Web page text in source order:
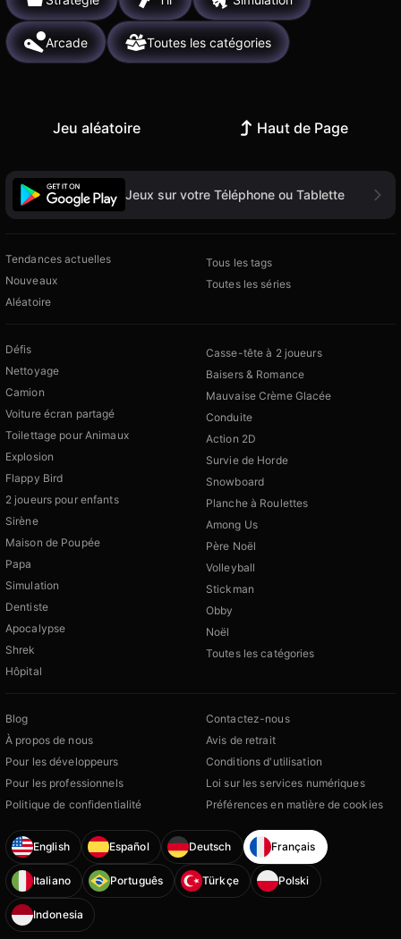
Arcade Toutes les catégories
Jeu aléatoire Haut de Page
Jeux sur votre Téléphone ou Tablette
Tendances actuelles
Nouveaux
Aléatoire
Tous les tags
Toutes les séries
Défis
Nettoyage
Camion
Voiture écran partagé
Toilettage pour Animaux
Explosion
Flappy Bird
2 joueurs pour enfants
Sirène
Maison de Poupée
Papa
Simulation
Dentiste
Apocalypse
Shrek
Hôpital
Casse-tête à 2 joueurs
Baisers & Romance
Mauvaise Crème Glacée
Conduite
Action 2D
Survie de Horde
Snowboard
Planche à Roulettes
Among Us
Père Noël
Volleyball
Stickman
Obby
Noël
Toutes les catégories
Blog
À propos de nous
Pour les développeurs
Pour les professionnels
Politique de confidentialité
Contactez-nous
Avis de retrait
Conditions d'utilisation
Loi sur les services numériques
Préférences en matière de cookies
English Español Deutsch Français
Italiano Português Türkçe Polski
Indonesia